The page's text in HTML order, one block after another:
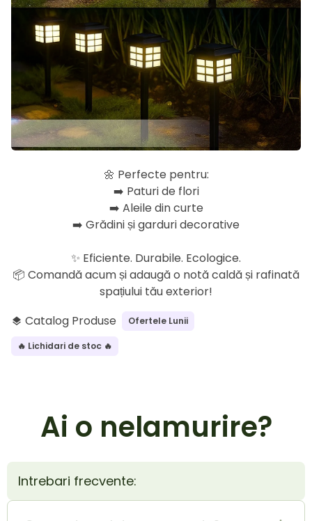
🌼 Perfecte pentru:
➡️ Paturi de flori
➡️ Aleile din curte
➡️ Grădini și garduri decorative
✨ Eficiente. Durabile. Ecologice.
📦 Comandă acum și adaugă o notă caldă și rafinată
spațiului tău exterior!
layers Catalog Produse Ofertele Lunii
🔥 Lichidari de stoc 🔥
Ai o nelamurire?
Intrebari frecvente: